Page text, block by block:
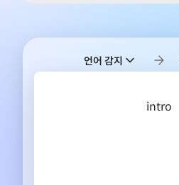
언어 감지
intro